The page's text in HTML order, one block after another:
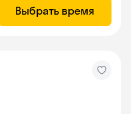
Выбрать время